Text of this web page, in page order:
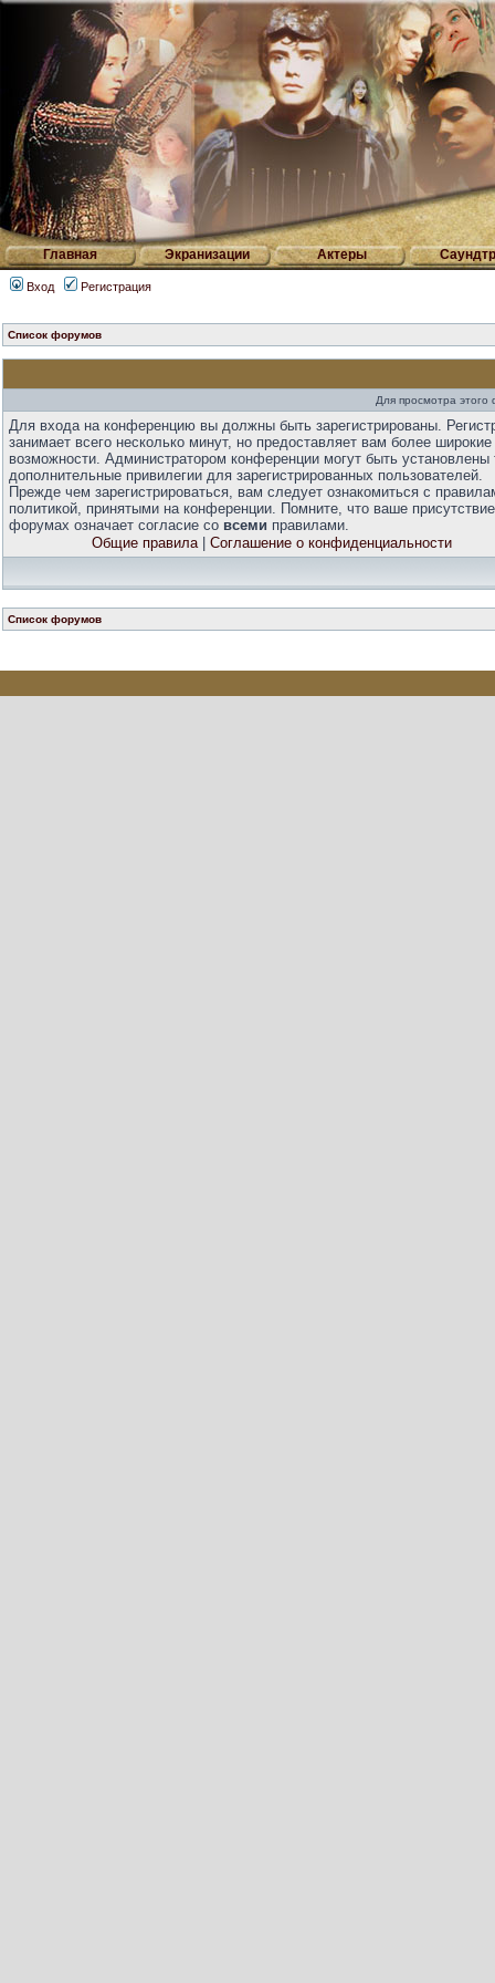
Главная Экранизации Актеры
Вход Регистрация
Список форумов
Для просмотра
Для входа на конференцию вы должны быть зарегистрированы.
занимает всего несколько минут, но предоставляет вам более широкие
возможности. Администратором конференции могут быть установлены
дополнительные привилегии для зарегистрированных пользователей.
Прежде чем зарегистрироваться, вам следует ознакомиться с
политикой, принятыми на конференции. Помните, что ваше
форумах означает согласие со всеми правилами.
Общие правила| Соглашение о конфиденциальности
Список форумов